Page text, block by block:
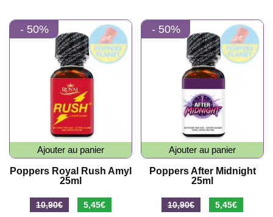
était :
10,90€.
est :
5,45€.
était :
10,90€.
est :
5,45€.
- 50%
Ajouter au panier
Poppers Royal Rush Amyl
25ml
10,90€
Le5,45€
- 50%
Ajouter au panier
Poppers After Midnight
25ml
10,90€
Le5,45€